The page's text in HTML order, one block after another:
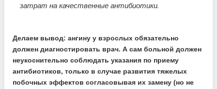
затрат на качественные антибиотики.
Делаем вывод: ангину у взрослых обязательно
должен диагностировать врач. А сам больной должен
неукоснительно соблюдать указания по приему
антибиотиков, только в случае развития тяжелых
побочных эффектов согласовывая их замену (но не